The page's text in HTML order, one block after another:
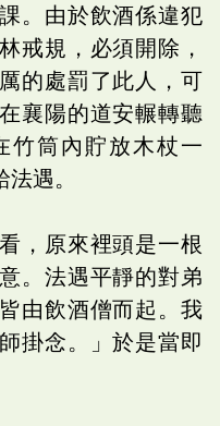
。由於飲酒係違犯
戒規，必須開除，
的處罰了此人，可
襄陽的道安輾轉聽
竹筒內貯放木杖一
遇。
，原來裡頭是一根
。法遇平靜的對弟
由飲酒僧而起。我
掛念。」於是當即